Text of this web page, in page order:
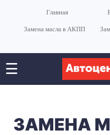
Главная
Замена масла в АКПП
☰
ЗАМЕНА